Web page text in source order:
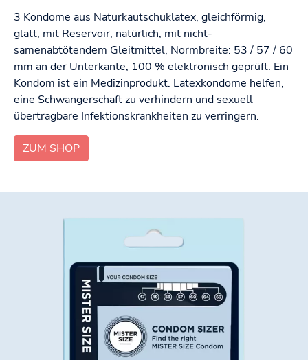
3 Kondome aus Naturkautschuklatex, gleichförmig,
glatt, mit Reservoir, natürlich, mit nicht-
samenabtötendem Gleitmittel, Normbreite: 53 / 57 / 60
mm an der Unterkante, 100 % elektronisch geprüft. Ein
Kondom ist ein Medizinprodukt. Latexkondome helfen,
eine Schwangerschaft zu verhindern und sexuell
übertragbare Infektionskrankheiten zu verringern.
ZUM SHOP